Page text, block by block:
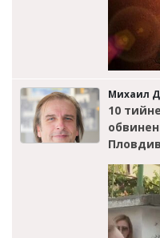
Михаил
10
Пловдив